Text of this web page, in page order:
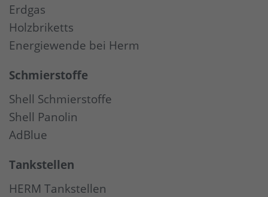
Erdgas
Holzbriketts
Energiewende bei Herm
Schmierstoffe
Shell Schmierstoffe
Shell Panolin
AdBlue
Tankstellen
HERM Tankstellen